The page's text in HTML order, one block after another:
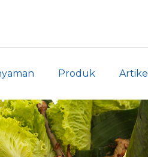
Produk Artikel